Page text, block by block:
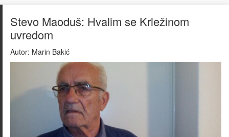
Stevo Maoduš: Hvalim se Krležinom
uvredom
Autor: Marin Bakić